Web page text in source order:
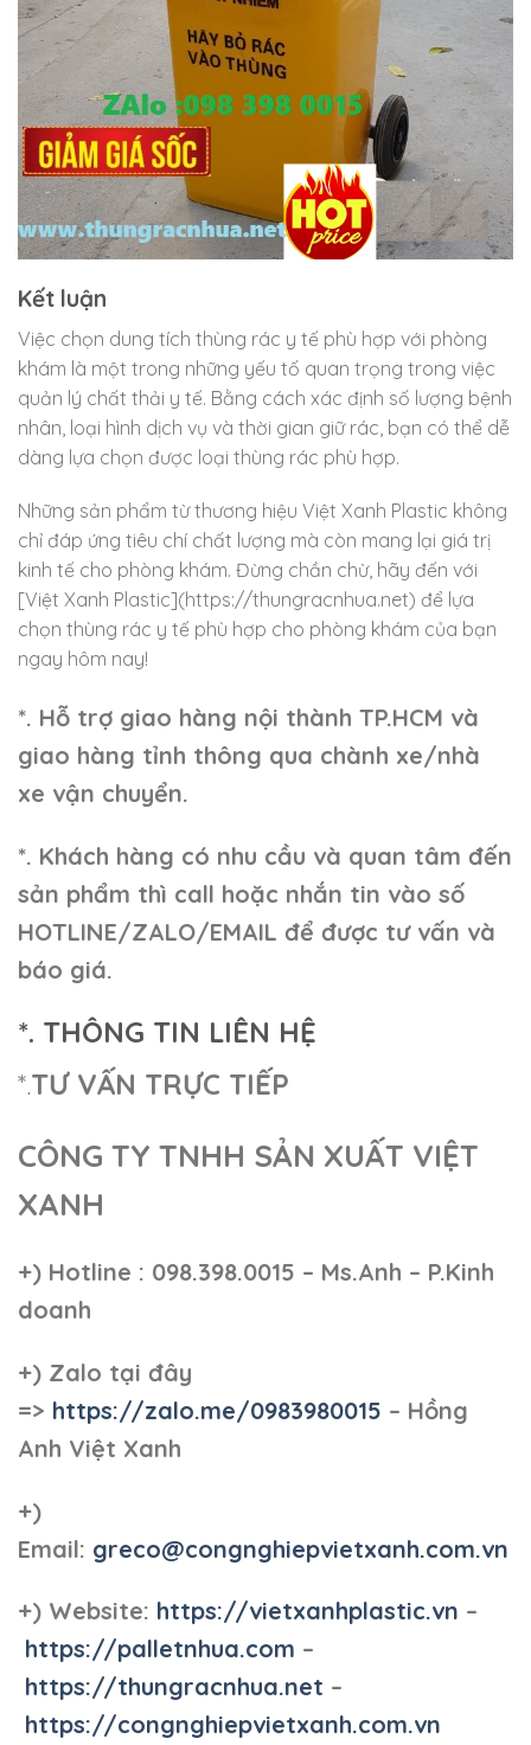
Kết luận
Việc chọn dung tích thùng rác y tế phù hợp với phòng
khám là một trong những yếu tố quan trọng trong việc
quản lý chất thải y tế. Bằng cách xác định số lượng bệnh
nhân, loại hình dịch vụ và thời gian giữ rác, bạn có thể dễ
dàng lựa chọn được loại thùng rác phù hợp.
Những sản phẩm từ thương hiệu Việt Xanh Plastic không
chỉ đáp ứng tiêu chí chất lượng mà còn mang lại giá trị
kinh tế cho phòng khám. Đừng chần chừ, hãy đến với
[Việt Xanh Plastic](https://thungracnhua.net) để lựa
chọn thùng rác y tế phù hợp cho phòng khám của bạn
ngay hôm nay!
*. Hỗ trợ giao hàng nội thành TP.HCM và
giao hàng tỉnh thông qua chành xe/nhà
xe vận chuyển.
*. Khách hàng có nhu cầu và quan tâm đến
sản phẩm thì call hoặc nhắn tin vào số
HOTLINE/ZALO/EMAIL để được tư vấn và
báo giá.
*. THÔNG TIN LIÊN HỆ
*.TƯ VẤN TRỰC TIẾP
CÔNG TY TNHH SẢN XUẤT VIỆT
XANH
+) Hotline : 098.398.0015 – Ms.Anh – P.Kinh
doanh
+) Zalo tại đây
=> https://zalo.me/0983980015 – Hồng
Anh Việt Xanh
+)
Email: greco@congnghiepvietxanh.com.vn
+) Website: https://vietxanhplastic.vn –
https://palletnhua.com –
https://thungracnhua.net –
https://congnghiepvietxanh.com.vn